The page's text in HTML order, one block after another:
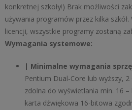
konkretnej szkoły!) Brak możliwości
używania programów przez kilka szkół.
licencji, wszystkie programy zostaną
Wymagania systemowe:
| Minimalne wymagania
Pentium Dual-Core lub wyższy,
zdolna do wyświetlania min. 16
karta dźwiękowa 16-bitowa